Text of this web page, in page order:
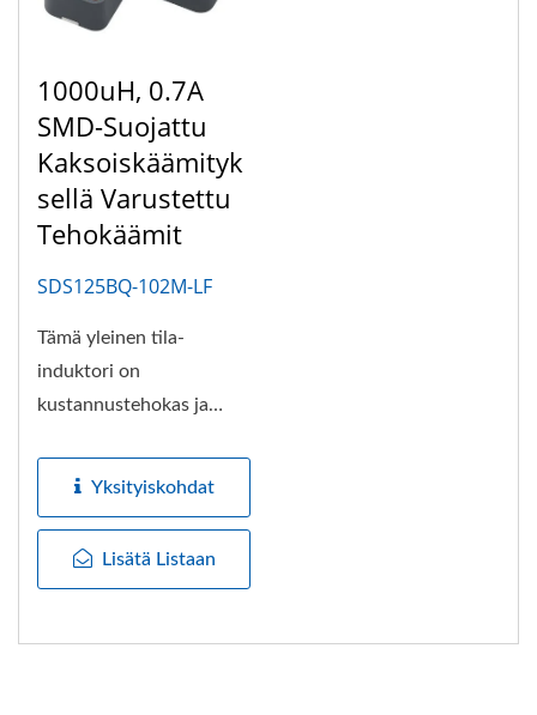
1000uH, 0.7A
SMD-Suojattu
Kaksoiskäämityk
Sellä Varustettu
Tehokäämit
SDS125BQ-102M-LF
Tämä yleinen tila-
induktori on
kustannustehokas ja
Yksityiskohdat
Lisätä Listaan